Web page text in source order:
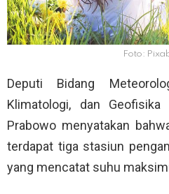
Foto:
Deputi Bidang
Klimatologi, dan
Prabowo menyatakan
terdapat tiga stasiun
yang mencatat suhu